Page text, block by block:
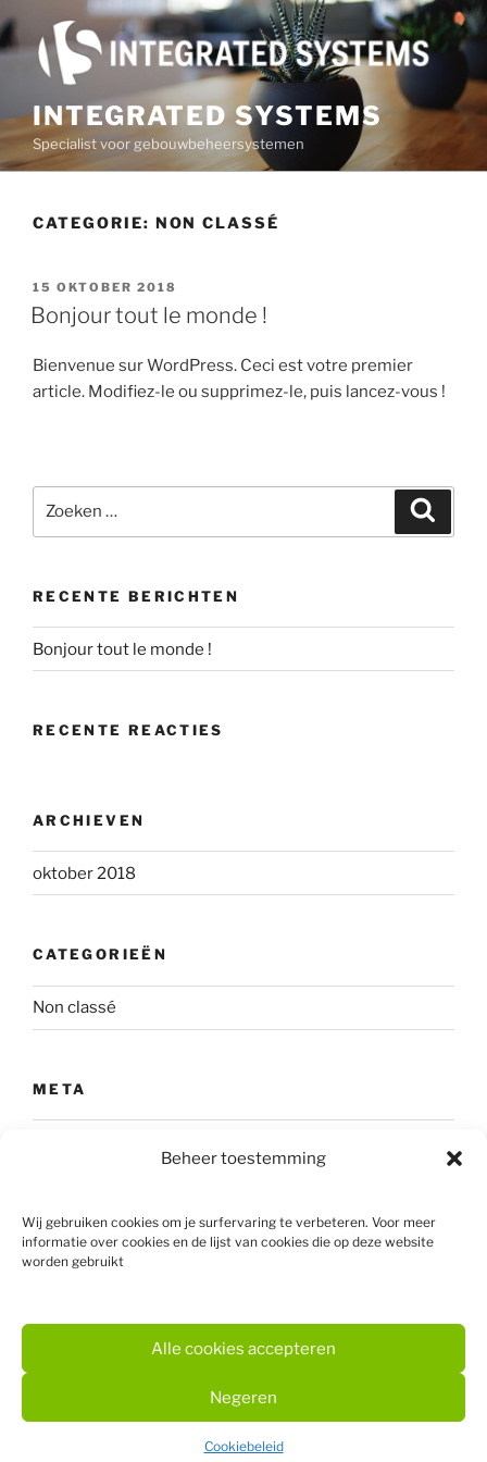
Beheer toestemming
Wij gebruiken cookies om je surfervaring te verbeteren. Voor meer
informatie over cookies en de lijst van cookies die op deze website
worden gebruikt
Alle cookies accepteren
Negeren
Cookiebeleid
naar
INTEGRATED SYSTEMS
Specialist voor gebouwbeheersystemen
CATEGORIE: NON CLASSÉ
GEPLAATST
OP
15 OKTOBER 2018
Bonjour tout le monde !
Bienvenue sur WordPress. Ceci est votre premier
article. Modifiez-le ou supprimez-le, puis lancez-vous !
naar:
RECENTE BERICHTEN
Bonjour tout le monde !
RECENTE REACTIES
ARCHIEVEN
oktober 2018
CATEGORIEËN
Non classé
META
Reacties feed
WordPress.org
Ondersteund door WordPress